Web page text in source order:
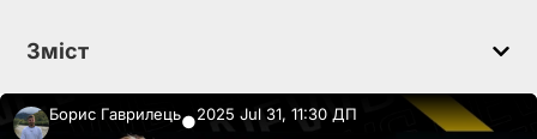
Зміст
Борис Гаврилець●2025 Jul 31, 11:30 ДП